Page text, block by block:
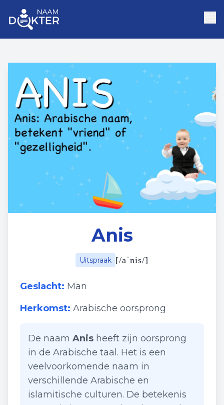
Anis
Uitspraak [/aˈnis/]
Geslacht: Man
Herkomst: Arabische oorsprong
De naam Anis heeft zijn oorsprong
in de Arabische taal. Het is een
veelvoorkomende naam in
verschillende Arabische en
islamitische culturen. De betekenis